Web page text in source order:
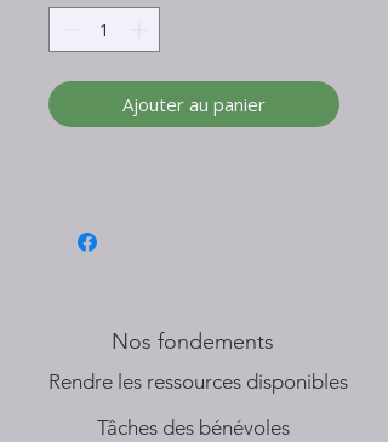
Ajouter au panier
Nos fondements
​Rendre les ressources disponibles
Tâches des bénévoles